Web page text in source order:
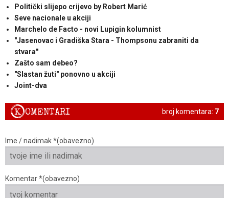
Politički slijepo crijevo by Robert Marić
Seve nacionale u akciji
Marchelo de Facto - novi Lupigin kolumnist
"Jasenovac i Gradiška Stara - Thompsonu zabraniti da
stvara"
Zašto sam debeo?
"Slastan žuti" ponovno u akciji
Joint-dva
broj komentara: 7
KOMENTARI
Ime / nadimak *(obavezno)
Komentar *(obavezno)